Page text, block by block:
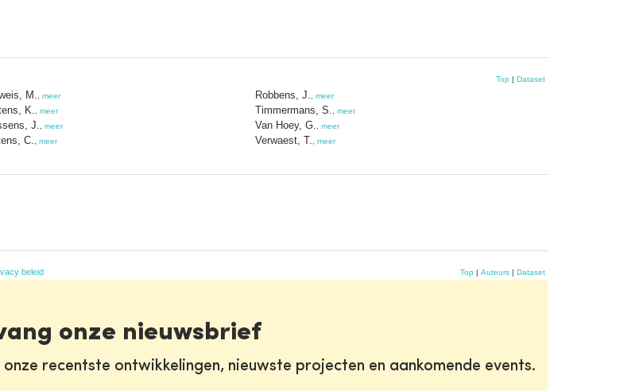
Top | Dataset
M. meer
K. meer
J. meer
C. meer
Robbens, J. meer
Timmermans, S. meer
Van Hoey, G. meer
Verwaest, T. meer
beleid Top | Auteurs | Dataset
onze nieuwsbrief
recentste ontwikkelingen, nieuwste projecten en aankomende events.